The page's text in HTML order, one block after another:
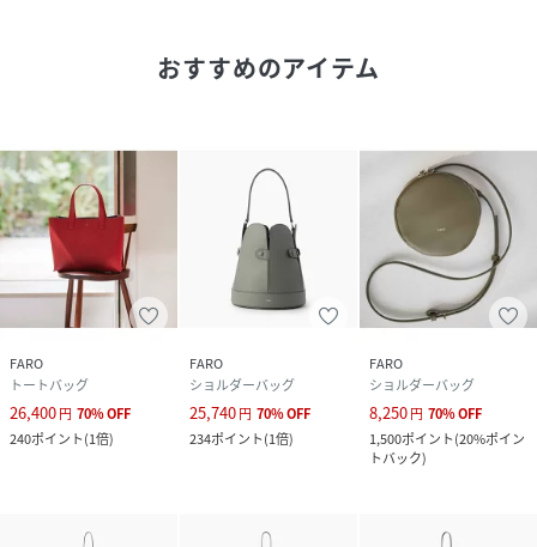
プルながら陰影を楽しめるように工夫。
美しさを楽しめます。
凪のように穏やかな、安らぎや心地よさを感じるプロダクト
をお楽しみください。
-イタリアスムースレザー-
南米のステアをイタリアで鞣し、丁寧に染色。
この革の柔らかさ・耐久性・発色の美しさは、イタリア ヴェ
よって生み出されています。
ラグジュアリーブランドでも多くの採用実績を誇る、この高
品質なグレードの牛革は、環境配慮と公正な取引を審査する
国際団体 ”Leather Working Group” の厳しい基準をクリ
おすすめのアイテム
FARO
トートバッグ
26,400円 70%OFF
240ポイント(1倍)
FARO
ショルダーバッグ
25,740円 70%OFF
234ポイント(1倍)
FARO
ショルダーバッグ
8,250円 70%OFF
1,500ポイント(20%ポイン
トバック)